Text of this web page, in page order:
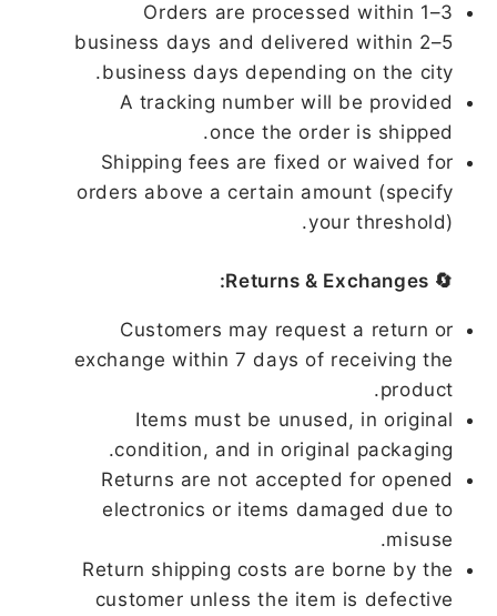
Orders are processed within 1–3
business days and delivered within 2–5
business days depending on the city.
A tracking number will be provided
once the order is shipped.
Shipping fees are fixed or waived for
orders above a certain amount (specify
your threshold).
🔄 Returns & Exchanges:
Customers may request a return or
exchange within 7 days of receiving the
product.
Items must be unused, in original
condition, and in original packaging.
Returns are not accepted for opened
electronics or items damaged due to
misuse.
Return shipping costs are borne by the
customer unless the item is defective